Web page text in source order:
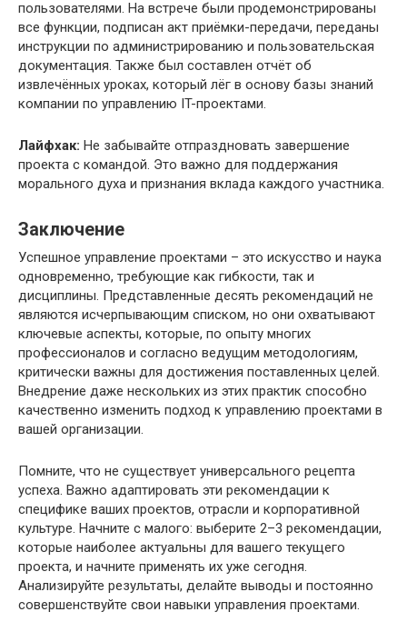
пользователями. На встрече были продемонстрированы
все функции, подписан акт приёмки-передачи, переданы
инструкции по администрированию и пользовательская
документация. Также был составлен отчёт об
извлечённых уроках, который лёг в основу базы знаний
компании по управлению IT-проектами.
Лайфхак: Не забывайте отпраздновать завершение
проекта с командой. Это важно для поддержания
морального духа и признания вклада каждого участника.
Заключение
Успешное управление проектами – это искусство и наука
одновременно, требующие как гибкости, так и
дисциплины. Представленные десять рекомендаций не
являются исчерпывающим списком, но они охватывают
ключевые аспекты, которые, по опыту многих
профессионалов и согласно ведущим методологиям,
критически важны для достижения поставленных целей.
Внедрение даже нескольких из этих практик способно
качественно изменить подход к управлению проектами в
вашей организации.
Помните, что не существует универсального рецепта
успеха. Важно адаптировать эти рекомендации к
специфике ваших проектов, отрасли и корпоративной
культуре. Начните с малого: выберите 2–3 рекомендации,
которые наиболее актуальны для вашего текущего
проекта, и начните применять их уже сегодня.
Анализируйте результаты, делайте выводы и постоянно
совершенствуйте свои навыки управления проектами.